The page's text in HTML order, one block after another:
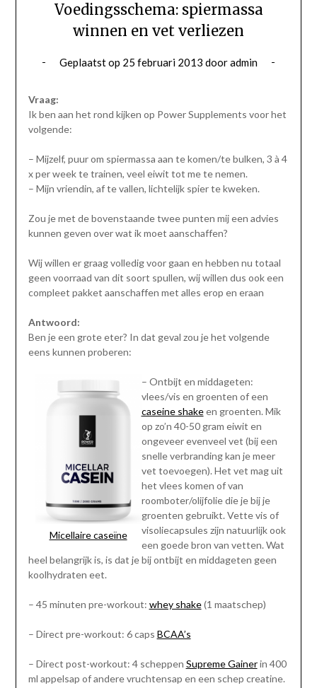
Voedingsschema: spiermassa
winnen en vet verliezen
Geplaatst op 25 februari 2013 dooradmin
Vraag:
Ik ben aan het rond kijken op Power Supplements voor het
volgende:
– Mijzelf, puur om spiermassa aan te komen/te bulken, 3 à 4
x per week te trainen, veel eiwit tot me te nemen.
– Mijn vriendin, af te vallen, lichtelijk spier te kweken.
Zou je met de bovenstaande twee punten mij een advies
kunnen geven over wat ik moet aanschaffen?
Wij willen er graag volledig voor gaan en hebben nu totaal
geen voorraad van dit soort spullen, wij willen dus ook een
compleet pakket aanschaffen met alles erop en eraan
Antwoord:
Ben je een grote eter? In dat geval zou je het volgende
eens kunnen proberen:
Micellaire caseïne
– Ontbijt en middageten:
vlees/vis en groenten of een
caseine shakeen groenten. Mik
op zo’n 40-50 gram eiwit en
ongeveer evenveel vet (bij een
snelle verbranding kan je meer
vet toevoegen). Het vet mag uit
het vlees komen of van
roomboter/olijfolie die je bij je
groenten gebruikt. Vette vis of
visoliecapsules zijn natuurlijk ook
een goede bron van vetten. Wat
heel belangrijk is, is dat je bij ontbijt en middageten geen
koolhydraten eet.
– 45 minuten pre-workout: whey shake(1 maatschep)
– Direct pre-workout: 6 caps BCAA’s
– Direct post-workout: 4 scheppen Supreme Gainerin 400
ml appelsap of andere vruchtensap en een schep creatine.